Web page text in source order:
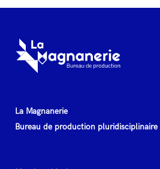
La Magnanerie
Bureau de production pluridisciplinaire